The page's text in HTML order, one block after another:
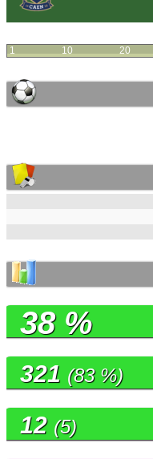
1 10 20
38 %
321 (83 %)
12 (5)